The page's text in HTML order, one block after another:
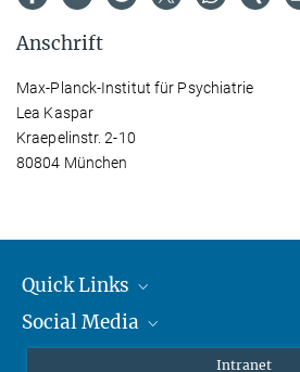
Anschrift
Max-Planck-Institut für Psychiatrie
Lea Kaspar
Kraepelinstr. 2-10
80804 München
Quick Links
Student*innen/Wissenschaftler*innen
Social Media
Intranet